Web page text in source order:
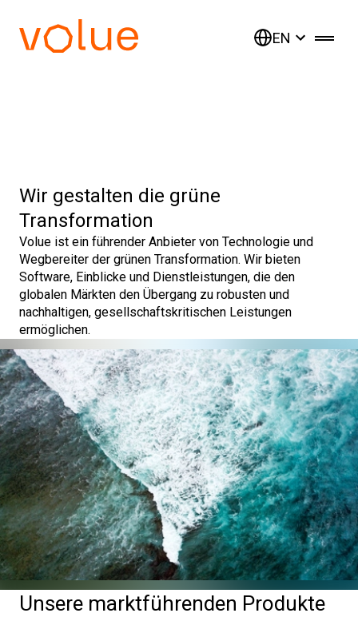
EN
Wir gestalten die grüne
Transformation
Volue ist ein führender Anbieter von Technologie und
Wegbereiter der grünen Transformation. Wir bieten
Software, Einblicke und Dienstleistungen, die den
globalen Märkten den Übergang zu robusten und
nachhaltigen, gesellschaftskritischen Leistungen
ermöglichen.
Unsere marktführenden Produkte